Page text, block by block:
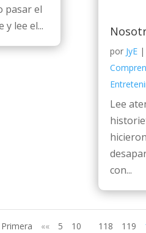
pasar el
y lee el...
por JyE|
Lee
con...
Primera «« 5 10 118 119